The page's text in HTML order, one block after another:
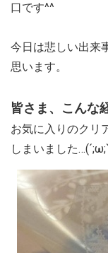
口です^^
今日は悲しい出来
思います。
皆さま、こんな
お気に入りのクリ
しまいました